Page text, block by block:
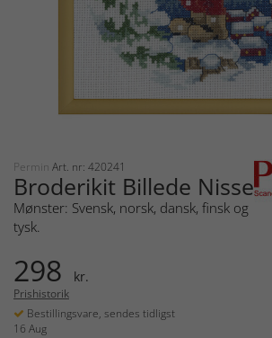
Permin Art. nr: 420241
Broderikit Billede Nisse
Mønster: Svensk, norsk, dansk, finsk og
tysk.
298 kr.
Prishistorik
Bestillingsvare, sendes tidligst
16 Aug